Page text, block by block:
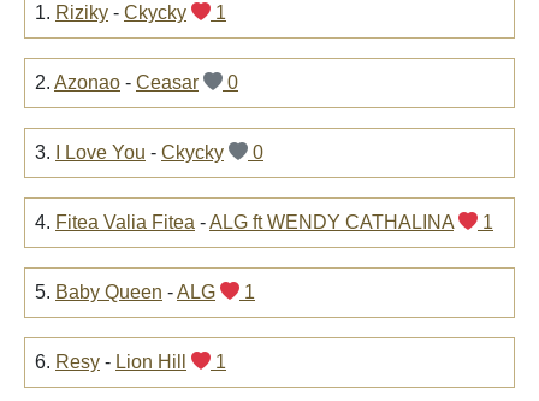
1. Riziky - Ckycky 1
2. Azonao - Ceasar 0
3. I Love You - Ckycky 0
4. Fitea Valia Fitea -ALG ft WENDY CATHALINA 1
5. Baby Queen -ALG 1
6. Resy - Lion Hill 1